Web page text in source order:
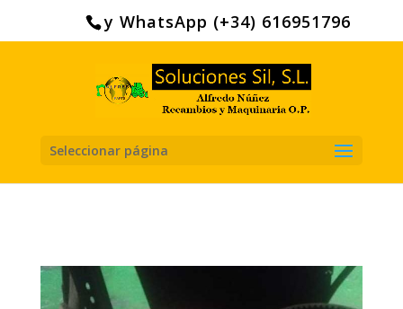
y WhatsApp (+34) 616951796
Seleccionar página